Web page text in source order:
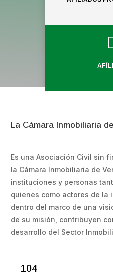
La Cámara Inmobiliaria
Es una Asociación Civil sin
la Cámara Inmobiliaria de
instituciones y personas
quienes como actores de la
dentro del marco de una
de su misión, contribuyen
desarrollo del Sector
104